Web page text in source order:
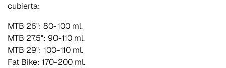
cubierta:
MTB 26": 80-100 ml.
MTB 27,5": 90-110 ml.
MTB 29": 100-110 ml.
Fat Bike: 170-200 ml.